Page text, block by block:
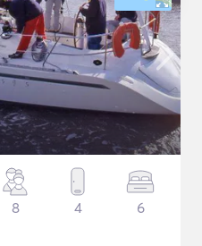
8 4 6